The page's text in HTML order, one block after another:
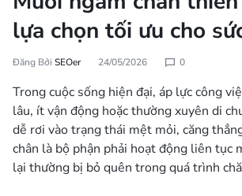
lựa chọn tối ưu cho
Đăng Bởi SEOer 24/05/2026 0
Trong cuộc sống hiện đại, áp lực công
lâu, ít vận động hoặc thường xuyên di
dễ rơi vào trạng thái mệt mỏi, căng
chân là bộ phận phải hoạt động liên tục
lại thường bị bỏ quên trong quá trình